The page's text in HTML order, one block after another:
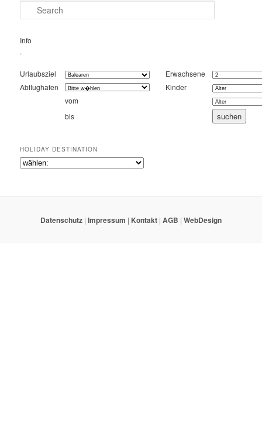
Search
Info
.
Urlaubsziel
Erwachsene
Abflughafen
Kinder
vom
bis
HOLIDAY DESTINATION
Datenschutz | Impressum | Kontakt | AGB | WebDesign